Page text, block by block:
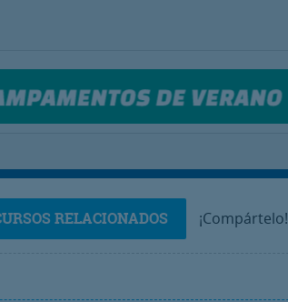
RELACIONADOS ¡Compártelo!